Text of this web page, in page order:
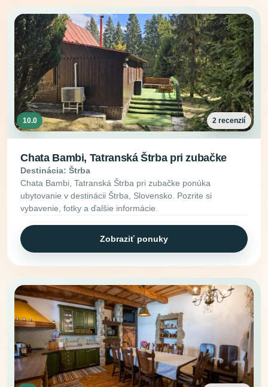
10.0 2 recenzií
Chata Bambi, Tatranská Štrba pri zubačke
Destinácia: Štrba
Chata Bambi, Tatranská Štrba pri zubačke ponúka
ubytovanie v destinácii Štrba, Slovensko. Pozrite si
vybavenie, fotky a ďalšie informácie.
Zobraziť ponuky